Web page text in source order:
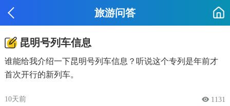
旅游问答
昆明号列车信息
谁能给我介绍一下昆明号列车信息？听说这个专列是年前才
首次开行的新列车。
10天前  1131